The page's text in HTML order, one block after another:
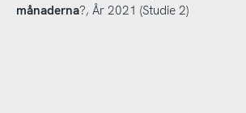
månaderna?, År 2021 (Studie 2)